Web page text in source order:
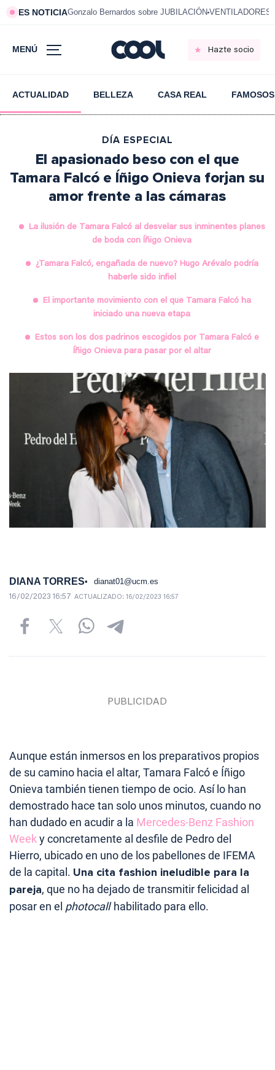
ES NOTICIAGonzalo Bernardos sobre JUBILACIÓN VENTILADORES
MENÚ Hazte socio
ACTUALIDAD BELLEZA CASA REAL FAMOSOS
DÍA ESPECIAL
El apasionado beso con el que
Tamara Falcó e Íñigo Onieva forjan su
amor frente a las cámaras
La ilusión de Tamara Falcó al desvelar sus inminentes planes
de boda con Íñigo Onieva
¿Tamara Falcó, engañada de nuevo? Hugo Arévalo podría
haberle sido infiel
El importante movimiento con el que Tamara Falcó ha
iniciado una nueva etapa
Estos son los dos padrinos escogidos por Tamara Falcó e
Íñigo Onieva para pasar por el altar
DIANA TORRES dianat01@ucm.es
16/02/2023 16:57 ACTUALIZADO: 16/02/2023 16:57
Aunque están inmersos en los preparativos propios
de su camino hacia el altar, Tamara Falcó e Íñigo
Onieva también tienen tiempo de ocio. Así lo han
demostrado hace tan solo unos minutos, cuando no
han dudado en acudir a la Mercedes-Benz Fashion
Weeky concretamente al desfile de Pedro del
Hierro, ubicado en uno de los pabellones de IFEMA
de la capital. Una cita fashion ineludible para la
pareja, que no ha dejado de transmitir felicidad al
posar en el photocallhabilitado para ello.